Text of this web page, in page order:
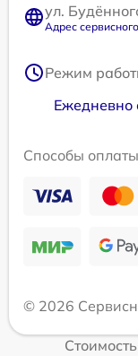
ул.
Адрес
Режим
Ежедневно
Способы оплаты
© 2026